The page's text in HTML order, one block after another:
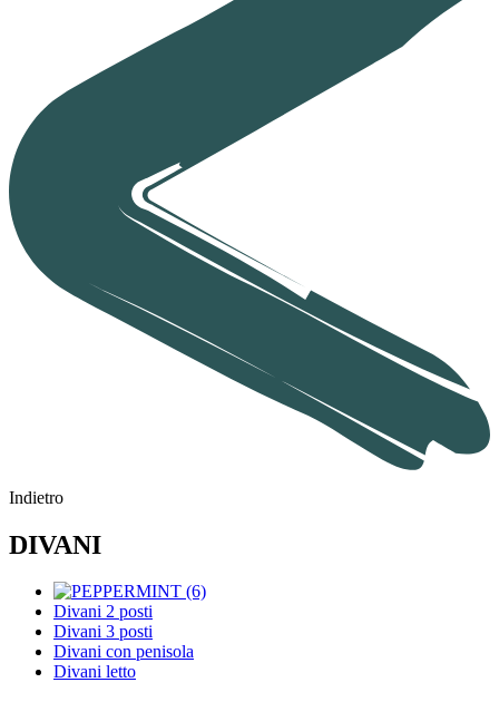
Indietro
DIVANI
Divani 2 posti
Divani 3 posti
Divani con penisola
Divani letto